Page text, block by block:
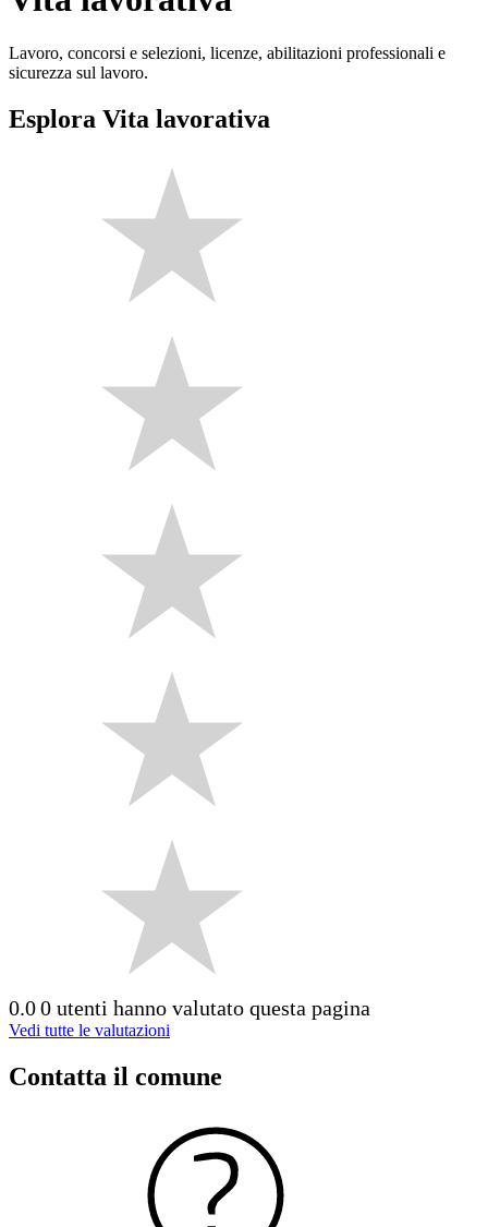
Lavoro, concorsi e selezioni, licenze, abilitazioni professionali e
sicurezza sul lavoro.
Esplora Vita lavorativa
0.00 utenti hanno valutato questa pagina
Vedi tutte le valutazioni
Contatta il comune